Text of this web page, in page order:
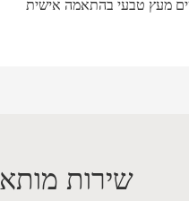
שירות